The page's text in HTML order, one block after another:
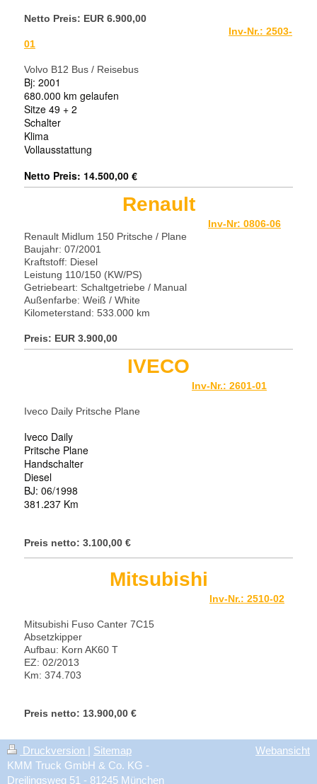
Netto Preis: EUR 6.900,00
Inv-Nr.: 2503-
01
Volvo B12 Bus / Reisebus
Bj: 2001
680.000 km gelaufen
Sitze 49 + 2
Schalter
Klima
Vollausstattung
Netto Preis: 14.500,00 €
Renault
Inv-Nr: 0806-06
Renault Midlum 150 Pritsche / Plane
Baujahr: 07/2001
Kraftstoff: Diesel
Leistung 110/150 (KW/PS)
Getriebeart: Schaltgetriebe / Manual
Außenfarbe: Weiß / White
Kilometerstand: 533.000 km
Preis: EUR 3.900,00
IVECO
Inv-Nr.: 2601-01
Iveco Daily Pritsche Plane
Iveco Daily
Pritsche Plane
Handschalter
Diesel
BJ: 06/1998
381.237 Km
Preis netto: 3.100,00 €
Mitsubishi
Inv-Nr.: 2510-02
Mitsubishi Fuso Canter 7C15
Absetzkipper
Aufbau: Korn AK60 T
EZ: 02/2013
Km: 374.703
Preis netto: 13.900,00 €
Druckversion | Sitemap
KMM Truck GmbH & Co. KG -
Dreilingsweg 51 - 81245 München
Webansicht